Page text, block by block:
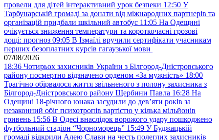
провели для дітей інтерактивний урок безпеки 12:50 У
Тарбунарській громаді за донати від міжнародних партнерів та
організацій придбали шкільний автобус 11:05 На Одещині
очікується зниження температури та короткочасні грозові
дощі: прогноз 09:05 В Ізмаїлі вручили сертифікати учасникам
перших безоплатних курсів гагаузької мови
07/08/2026
18:36 Чотирьох захисників України з Білгород-Дністровського
району посмертно відзначено орденом «За мужність» 18:00
Трагічно обірвалося життя звільненого з полону захисника з
Білгород-Дністровського району Щербини Павла 16:28 На
Одещині 18-річного юнака засудили до дев’яти років за
незаконний обіг психотропів вартістю у кілька мільйонів
гривень 15:56 В Одесі внаслідок ворожого удару пошкоджено
футбольний стадіон “Чорноморець” 15:49 У Буджацькій
громаді відкрили Алею Слави на честь полеглих захисників